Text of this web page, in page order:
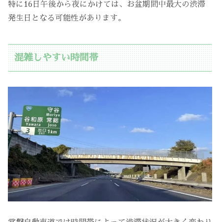
特に16日午後から夜にかけては、お盆期間中最大の渋滞
発生日となる可能性があります。
混雑しやすい時間帯